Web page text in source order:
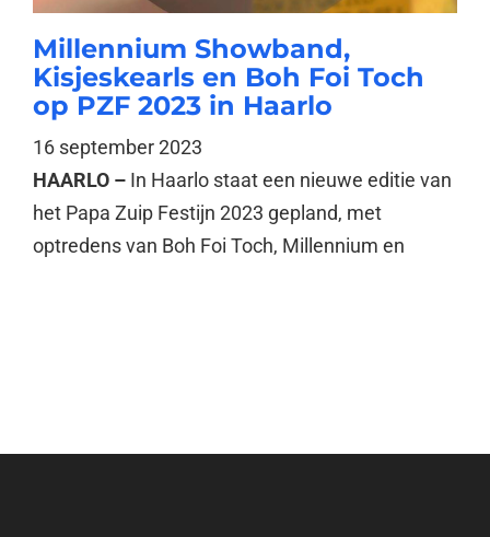
Millennium Showband,
Kisjeskearls en Boh Foi Toch
op PZF 2023 in Haarlo
16 september 2023
HAARLO – In Haarlo staat een nieuwe editie van
het Papa Zuip Festijn 2023 gepland, met
optredens van Boh Foi Toch, Millennium en